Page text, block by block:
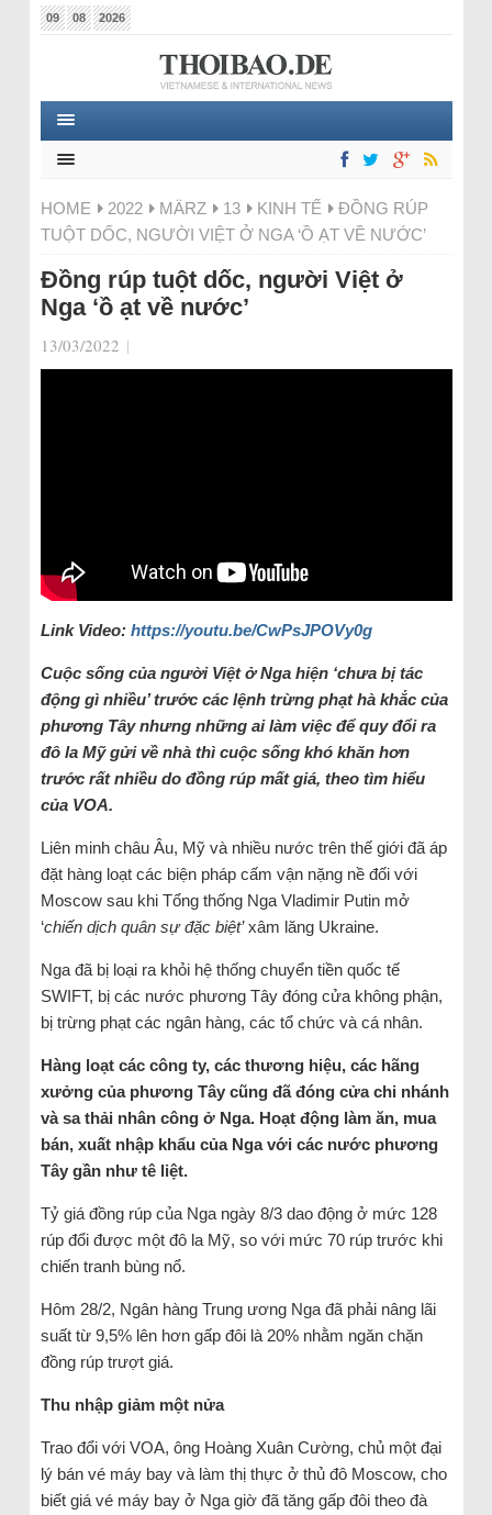
09 08 2026
HOME 2022 MÄRZ 13 KINH TẾ
ĐỒNG RÚP
TUỘT DỐC, NGƯỜI VIỆT Ở NGA ‘Ồ ẠT VỀ NƯỚC’
Đồng rúp tuột dốc, người Việt ở
Nga ‘ồ ạt về nước’
13/03/2022 |
Link Video: https://youtu.be/CwPsJPOVy0g
Cuộc sống của người Việt ở Nga hiện ‘chưa bị tác
động gì nhiều’ trước các lệnh trừng phạt hà khắc của
phương Tây nhưng những ai làm việc để quy đổi ra
đô la Mỹ gửi về nhà thì cuộc sống khó khăn hơn
trước rất nhiều do đồng rúp mất giá, theo tìm hiểu
của VOA.
Liên minh châu Âu, Mỹ và nhiều nước trên thế giới đã áp
đặt hàng loạt các biện pháp cấm vận nặng nề đối với
Moscow sau khi Tổng thống Nga Vladimir Putin mở
‘chiến dịch quân sự đặc biệt’xâm lăng Ukraine.
Nga đã bị loại ra khỏi hệ thống chuyển tiền quốc tế
SWIFT, bị các nước phương Tây đóng cửa không phận,
bị trừng phạt các ngân hàng, các tổ chức và cá nhân.
Hàng loạt các công ty, các thương hiệu, các hãng
xưởng của phương Tây cũng đã đóng cửa chi nhánh
và sa thải nhân công ở Nga. Hoạt động làm ăn, mua
bán, xuất nhập khẩu của Nga với các nước phương
Tây gần như tê liệt.
Tỷ giá đồng rúp của Nga ngày 8/3 dao động ở mức 128
rúp đổi được một đô la Mỹ, so với mức 70 rúp trước khi
chiến tranh bùng nổ.
Hôm 28/2, Ngân hàng Trung ương Nga đã phải nâng lãi
suất từ 9,5% lên hơn gấp đôi là 20% nhằm ngăn chặn
đồng rúp trượt giá.
Thu nhập giảm một nửa
Trao đổi với VOA, ông Hoàng Xuân Cường, chủ một đại
lý bán vé máy bay và làm thị thực ở thủ đô Moscow, cho
biết giá vé máy bay ở Nga giờ đã tăng gấp đôi theo đà